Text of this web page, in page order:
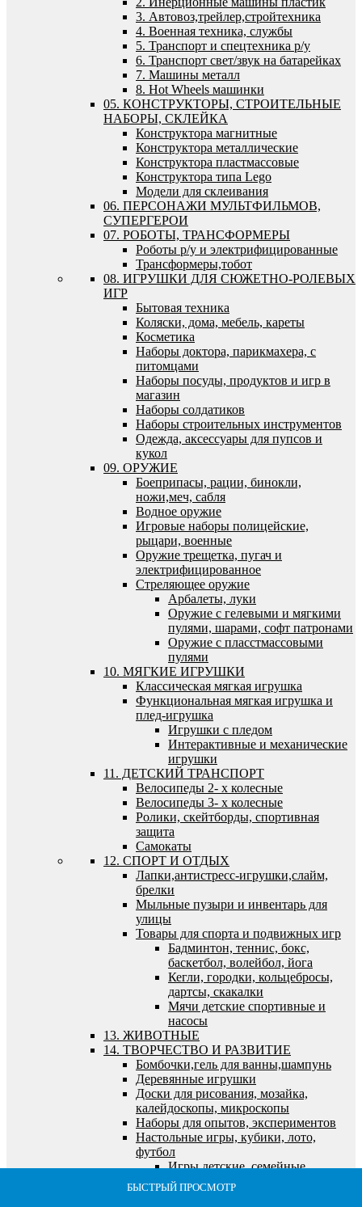
БЫСТРЫЙ ПРОСМОТР
БЫСТРЫЙ ПРОСМОТР
БЫСТРЫЙ ПРОСМОТР
БЫСТРЫЙ ПРОСМОТР
БЫСТРЫЙ ПРОСМОТР
3. Автовоз,трейлер,стройтехника
4. Военная техника, службы
5. Транспорт и спецтехника р/у
6. Транспорт свет/звук на батарейках
7. Машины металл
8. Hot Wheels машинки
05. КОНСТРУКТОРЫ, СТРОИТЕЛЬНЫЕ
НАБОРЫ, СКЛЕЙКА
Конструктора магнитные
Конструктора металлические
Конструктора пластмассовые
Конструктора типа Lego
Модели для склеивания
06. ПЕРСОНАЖИ МУЛЬТФИЛЬМОВ,
СУПЕРГЕРОИ
07. РОБОТЫ, ТРАНСФОРМЕРЫ
Роботы р/у и электрифицированные
Трансформеры,тобот
08. ИГРУШКИ ДЛЯ СЮЖЕТНО-РОЛЕВЫХ
ИГР
Бытовая техника
Коляски, дома, мебель, кареты
Косметика
Наборы доктора, парикмахера, с
питомцами
Наборы посуды, продуктов и игр в
магазин
Наборы солдатиков
Наборы строительных инструментов
Одежда, аксессуары для пупсов и
кукол
09. ОРУЖИЕ
Боеприпасы, рации, бинокли,
ножи,меч, сабля
Водное оружие
Игровые наборы полицейские,
рыцари, военные
Оружие трещетка, пугач и
электрифицированное
Стреляющее оружие
Арбалеты, луки
Оружие с гелевыми и мягкими
пулями, шарами, софт патронами
Оружие с пласстмассовыми
пулями
10. МЯГКИЕ ИГРУШКИ
Классическая мягкая игрушка
Функциональная мягкая игрушка и
плед-игрушка
Игрушки с пледом
Интерактивные и механические
игрушки
11. ДЕТСКИЙ ТРАНСПОРТ
Велосипеды 2- х колесные
Велосипеды 3- х колесные
Ролики, скейтборды, спортивная
защита
Самокаты
12. СПОРТ И ОТДЫХ
Лапки,антистресс-игрушки,слайм,
брелки
Мыльные пузыри и инвентарь для
улицы
Товары для спорта и подвижных игр
Бадминтон, теннис, бокс,
баскетбол, волейбол, йога
Кегли, городки, кольцебросы,
дартсы, скакалки
Мячи детские спортивные и
насосы
13. ЖИВОТНЫЕ
14. ТВОРЧЕСТВО И РАЗВИТИЕ
Бомбочки,гель для ванны,шампунь
Деревянные игрушки
Доски для рисования, мозайка,
калейдоскопы, микроскопы
Наборы для опытов, экспериментов
Настольные игры, кубики, лото,
футбол
Игры детские, семейные,
экономические
Кубики, лото, домино, шахматы